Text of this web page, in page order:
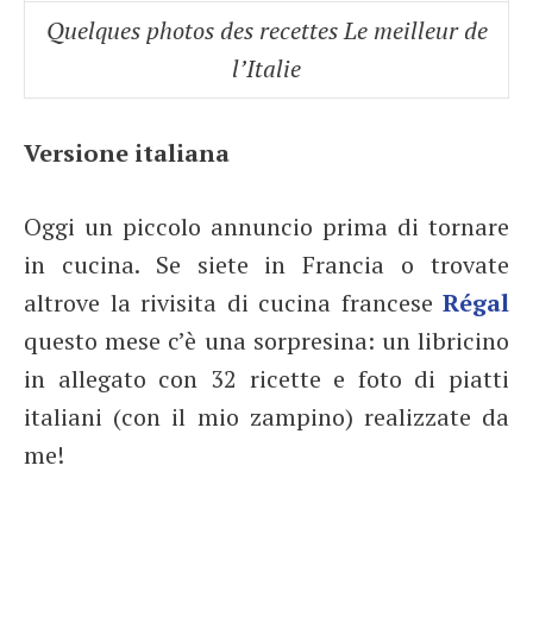
Quelques photos des recettes Le meilleur de
l’Italie
Versione italiana
Oggi un piccolo annuncio prima di tornare
in cucina. Se siete in Francia o trovate
altrove la rivisita di cucina francese Régal
questo mese c’è una sorpresina: un libricino
in allegato con 32 ricette e foto di piatti
italiani (con il mio zampino) realizzate da
me!